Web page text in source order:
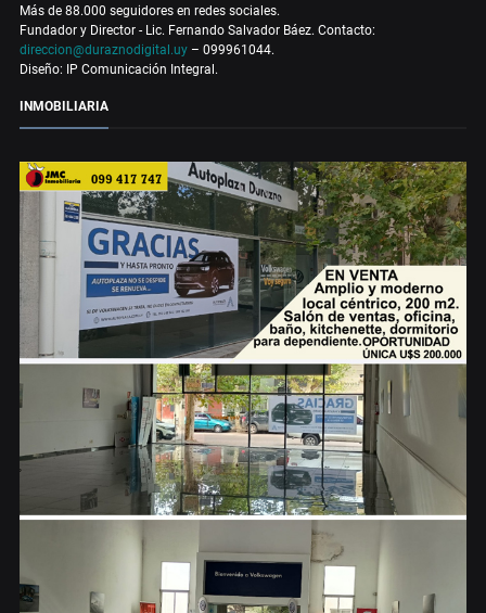
Más de 88.000 seguidores en redes sociales.
Fundador y Director - Lic. Fernando Salvador Báez. Contacto:
direccion@duraznodigital.uy – 099961044.
Diseño: IP Comunicación Integral.
INMOBILIARIA